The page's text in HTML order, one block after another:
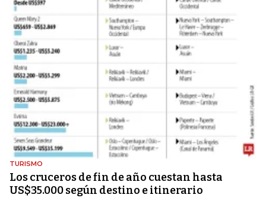
TURISMO
Los cruceros de fin de año cuestan hasta
US$35.000 según destino e itinerario